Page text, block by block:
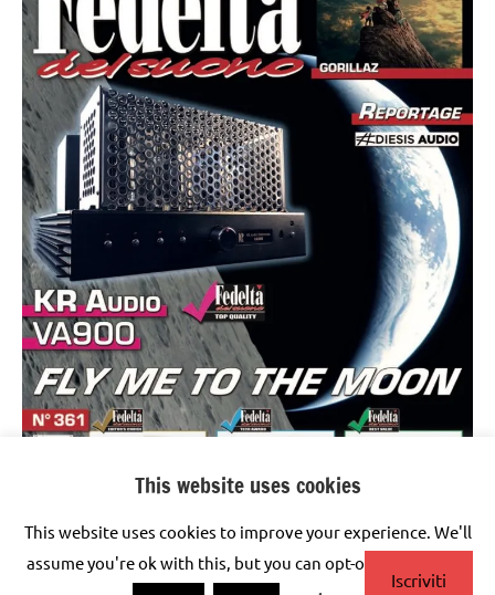
This website uses cookies
This website uses cookies to improve your experience. We'll
assume you're ok with this, but you can opt-out if you wish.
Iscriviti